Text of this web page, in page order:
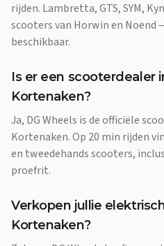
rijden. Lambretta, GTS, SYM,
scooters van Horwin en Noend
beschikbaar.
Is er een scooterdealer
Kortenaken?
Ja, DG Wheels is de officiële
Kortenaken. Op 20 min rijden
en tweedehands scooters,
proefrit.
Verkopen jullie
Kortenaken?